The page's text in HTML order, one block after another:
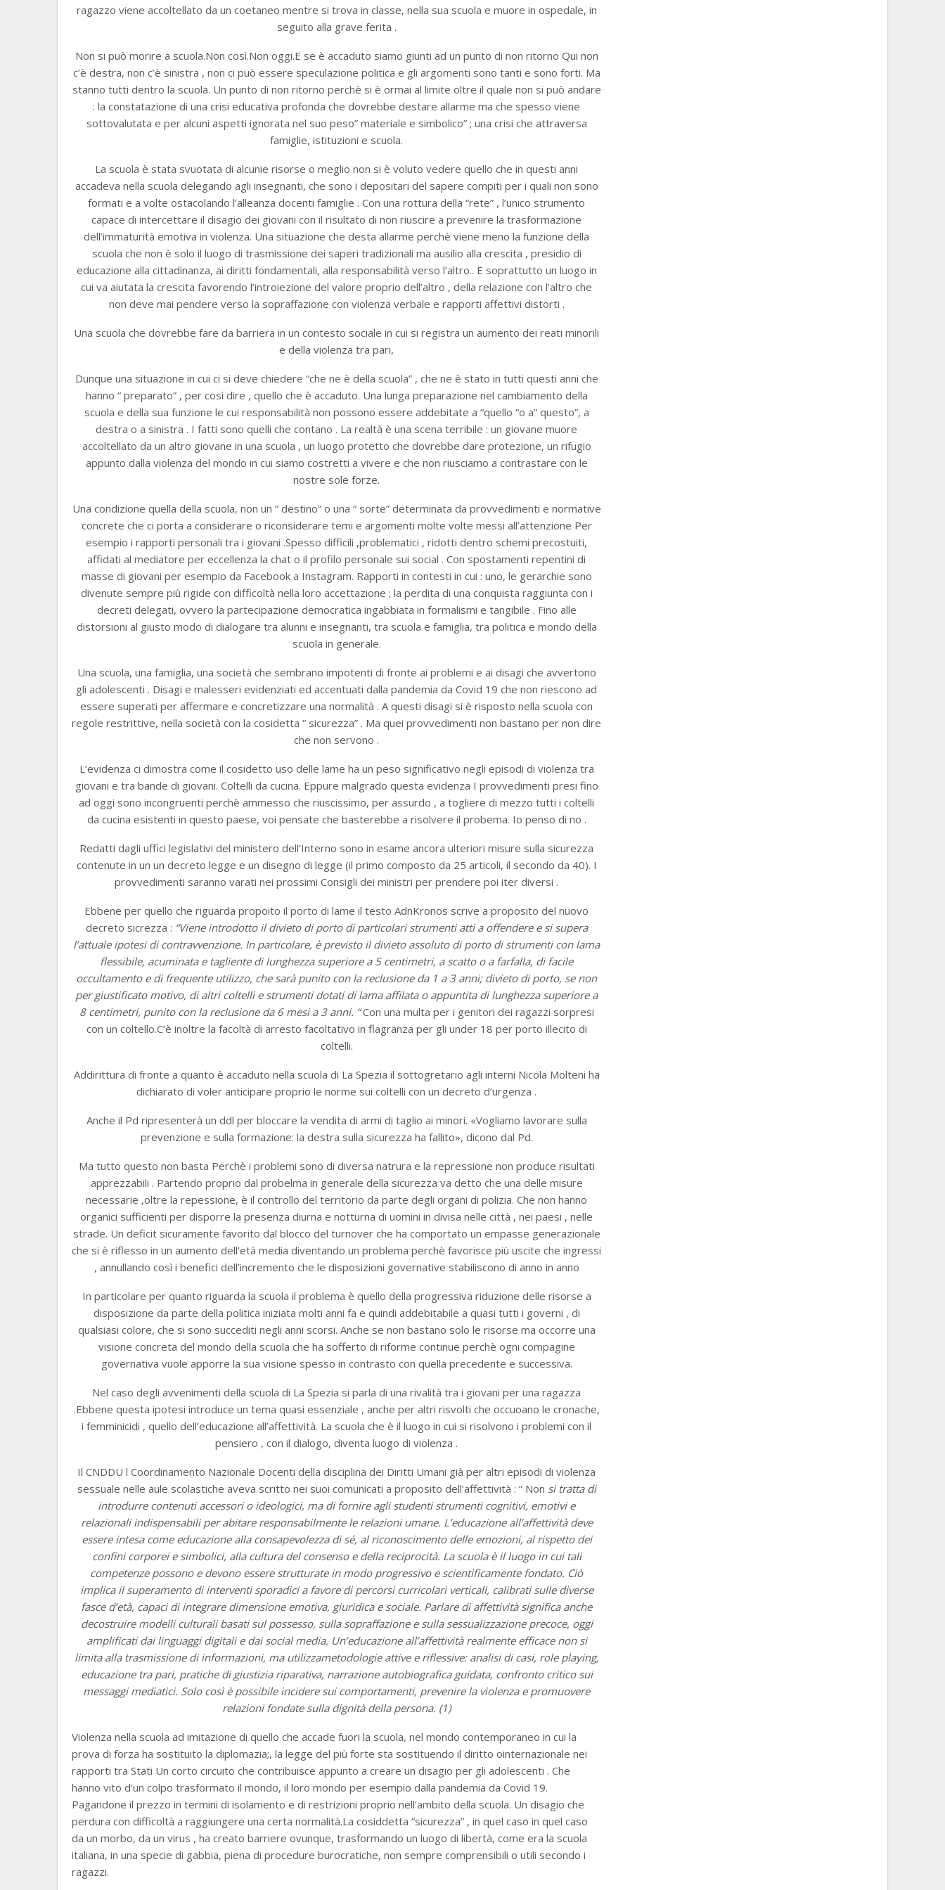
ragazzo viene accoltellato da un coetaneo mentre si trova in classe, nella sua scuola e muore in ospedale, in
seguito alla grave ferita .
Non si può morire a scuola.Non così.Non oggi.E se è accaduto siamo giunti ad un punto di non ritorno Qui non
c’è destra, non c’è sinistra , non ci può essere speculazione politica e gli argomenti sono tanti e sono forti. Ma
stanno tutti dentro la scuola. Un punto di non ritorno perchè si è ormai al limite oltre il quale non si può andare
: la constatazione di una crisi educativa profonda che dovrebbe destare allarme ma che spesso viene
sottovalutata e per alcuni aspetti ignorata nel suo peso” materiale e simbolico” ; una crisi che attraversa
famiglie, istituzioni e scuola.
La scuola è stata svuotata di alcunie risorse o meglio non si è voluto vedere quello che in questi anni
accadeva nella scuola delegando agli insegnanti, che sono i depositari del sapere compiti per i quali non sono
formati e a volte ostacolando l’alleanza docenti famiglie . Con una rottura della “rete” , l’unico strumento
capace di intercettare il disagio dei giovani con il risultato di non riuscire a prevenire la trasformazione
dell’immaturità emotiva in violenza. Una situazione che desta allarme perchè viene meno la funzione della
scuola che non è solo il luogo di trasmissione dei saperi tradizionali ma ausilio alla crescita , presidio di
educazione alla cittadinanza, ai diritti fondamentali, alla responsabilità verso l’altro.. E soprattutto un luogo in
cui va aiutata la crescita favorendo l’introiezione del valore proprio dell’altro , della relazione con l’altro che
non deve mai pendere verso la sopraffazione con violenza verbale e rapporti affettivi distorti .
Una scuola che dovrebbe fare da barriera in un contesto sociale in cui si registra un aumento dei reati minorili
e della violenza tra pari,
Dunque una situazione in cui ci si deve chiedere “che ne è della scuola” , che ne è stato in tutti questi anni che
hanno “ preparato” , per così dire , quello che è accaduto. Una lunga preparazione nel cambiamento della
scuola e della sua funzione le cui responsabilità non possono essere addebitate a “quello “o a” questo”, a
destra o a sinistra . I fatti sono quelli che contano . La realtà è una scena terribile : un giovane muore
accoltellato da un altro giovane in una scuola , un luogo protetto che dovrebbe dare protezione, un rifugio
appunto dalla violenza del mondo in cui siamo costretti a vivere e che non riusciamo a contrastare con le
nostre sole forze.
Una condizione quella della scuola, non un “ destino” o una “ sorte” determinata da provvedimenti e normative
concrete che ci porta a considerare o riconsiderare temi e argomenti molte volte messi all’attenzione Per
esempio i rapporti personali tra i giovani .Spesso difficili ,problematici , ridotti dentro schemi precostuiti,
affidati al mediatore per eccellenza la chat o il profilo personale sui social . Con spostamenti repentini di
masse di giovani per esempio da Facebook a Instagram. Rapporti in contesti in cui : uno, le gerarchie sono
divenute sempre più rigide con difficoltà nella loro accettazione ; la perdita di una conquista raggiunta con i
decreti delegati, ovvero la partecipazione democratica ingabbiata in formalismi e tangibile . Fino alle
distorsioni al giusto modo di dialogare tra alunni e insegnanti, tra scuola e famiglia, tra politica e mondo della
scuola in generale.
Una scuola, una famiglia, una società che sembrano impotenti di fronte ai problemi e ai disagi che avvertono
gli adolescenti . Disagi e malesseri evidenziati ed accentuati dalla pandemia da Covid 19 che non riescono ad
essere superati per affermare e concretizzare una normalità . A questi disagi si è risposto nella scuola con
regole restrittive, nella società con la cosidetta “ sicurezza” . Ma quei provvedimenti non bastano per non dire
che non servono .
L’evidenza ci dimostra come il cosidetto uso delle lame ha un peso significativo negli episodi di violenza tra
giovani e tra bande di giovani. Coltelli da cucina. Eppure malgrado questa evidenza I provvedimenti presi fino
ad oggi sono incongruenti perchè ammesso che riuscissimo, per assurdo , a togliere di mezzo tutti i coltelli
da cucina esistenti in questo paese, voi pensate che basterebbe a risolvere il probema. Io penso di no .
Redatti dagli uffici legislativi del ministero dell’Interno sono in esame ancora ulteriori misure sulla sicurezza
contenute in un un decreto legge e un disegno di legge (il primo composto da 25 articoli, il secondo da 40). I
provvedimenti saranno varati nei prossimi Consigli dei ministri per prendere poi iter diversi .
Ebbene per quello che riguarda propoito il porto di lame il testo AdnKronos scrive a proposito del nuovo
decreto sicrezza : “Viene introdotto il divieto di porto di particolari strumenti atti a offendere e si supera
l’attuale ipotesi di contravvenzione. In particolare, è previsto il divieto assoluto di porto di strumenti con lama
flessibile, acuminata e tagliente di lunghezza superiore a 5 centimetri, a scatto o a farfalla, di facile
occultamento e di frequente utilizzo, che sarà punito con la reclusione da 1 a 3 anni; divieto di porto, se non
per giustificato motivo, di altri coltelli e strumenti dotati di lama affilata o appuntita di lunghezza superiore a
8 centimetri, punito con la reclusione da 6 mesi a 3 anni. “Con una multa per i genitori dei ragazzi sorpresi
con un coltello.C’è inoltre la facoltà di arresto facoltativo in flagranza per gli under 18 per porto illecito di
coltelli.
Addirittura di fronte a quanto è accaduto nella scuola di La Spezia il sottogretario agli interni Nicola Molteni ha
dichiarato di voler anticipare proprio le norme sui coltelli con un decreto d’urgenza .
Anche il Pd ripresenterà un ddl per bloccare la vendita di armi di taglio ai minori. «Vogliamo lavorare sulla
prevenzione e sulla formazione: la destra sulla sicurezza ha fallito», dicono dal Pd.
Ma tutto questo non basta Perchè i problemi sono di diversa natrura e la repressione non produce risultati
apprezzabili . Partendo proprio dal probelma in generale della sicurezza va detto che una delle misure
necessarie ,oltre la repessione, è il controllo del territorio da parte degli organi di polizia. Che non hanno
organici sufficienti per disporre la presenza diurna e notturna di uomini in divisa nelle città , nei paesi , nelle
strade. Un deficit sicuramente favorito dal blocco del turnover che ha comportato un empasse generazionale
che si è riflesso in un aumento dell’età media diventando un problema perchè favorisce più uscite che ingressi
, annullando così i benefici dell’incremento che le disposizioni governative stabiliscono di anno in anno
In particolare per quanto riguarda la scuola il problema è quello della progressiva riduzione delle risorse a
disposizione da parte della politica iniziata molti anni fa e quindi addebitabile a quasi tutti i governi , di
qualsiasi colore, che si sono succediti negli anni scorsi. Anche se non bastano solo le risorse ma occorre una
visione concreta del mondo della scuola che ha sofferto di riforme continue perchè ogni compagine
governativa vuole apporre la sua visione spesso in contrasto con quella precedente e successiva.
Nel caso degli avvenimenti della scuola di La Spezia si parla di una rivalità tra i giovani per una ragazza
.Ebbene questa ipotesi introduce un tema quasi essenziale , anche per altri risvolti che occuoano le cronache,
i femminicidi , quello dell’educazione all’affettività. La scuola che è il luogo in cui si risolvono i problemi con il
pensiero , con il dialogo, diventa luogo di violenza .
Il CNDDU l Coordinamento Nazionale Docenti della disciplina dei Diritti Umani già per altri episodi di violenza
sessuale nelle aule scolastiche aveva scritto nei suoi comunicati a proposito dell’affettività : “ Non si tratta di
introdurre contenuti accessori o ideologici, ma di fornire agli studenti strumenti cognitivi, emotivi e
relazionali indispensabili per abitare responsabilmente le relazioni umane. L’educazione all’affettività deve
essere intesa come educazione alla consapevolezza di sé, al riconoscimento delle emozioni, al rispetto dei
confini corporei e simbolici, alla cultura del consenso e della reciprocità. La scuola è il luogo in cui tali
competenze possono e devono essere strutturate in modo progressivo e scientificamente fondato. Ciò
implica il superamento di interventi sporadici a favore di percorsi curricolari verticali, calibrati sulle diverse
fasce d’età, capaci di integrare dimensione emotiva, giuridica e sociale. Parlare di affettività significa anche
decostruire modelli culturali basati sul possesso, sulla sopraffazione e sulla sessualizzazione precoce, oggi
amplificati dai linguaggi digitali e dai social media. Un’educazione all’affettività realmente efficace non si
limita alla trasmissione di informazioni, ma utilizzametodologie attive e riflessive: analisi di casi, role playing,
educazione tra pari, pratiche di giustizia riparativa, narrazione autobiografica guidata, confronto critico sui
messaggi mediatici. Solo così è possibile incidere sui comportamenti, prevenire la violenza e promuovere
relazioni fondate sulla dignità della persona. (1)
Violenza nella scuola ad imitazione di quello che accade fuori la scuola, nel mondo contemporaneo in cui la
prova di forza ha sostituito la diplomazia;, la legge del più forte sta sostituendo il diritto ointernazionale nei
rapporti tra Stati Un corto circuito che contribuisce appunto a creare un disagio per gli adolescenti . Che
hanno vito d’un colpo trasformato il mondo, il loro mondo per esempio dalla pandemia da Covid 19.
Pagandone il prezzo in termini di isolamento e di restrizioni proprio nell’ambito della scuola. Un disagio che
perdura con difficoltà a raggiungere una certa normalità.La cosiddetta “sicurezza” , in quel caso in quel caso
da un morbo, da un virus , ha creato barriere ovunque, trasformando un luogo di libertà, come era la scuola
italiana, in una specie di gabbia, piena di procedure burocratiche, non sempre comprensibili o utili secondo i
ragazzi.